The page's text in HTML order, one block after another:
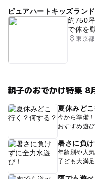
ピュアハートキッズラン
約750
で体を
東京
親子のおでかけ特集 8
夏休みど
今から準備
おすすめ遊
暑さに負け
年齢別や人
子ども大満